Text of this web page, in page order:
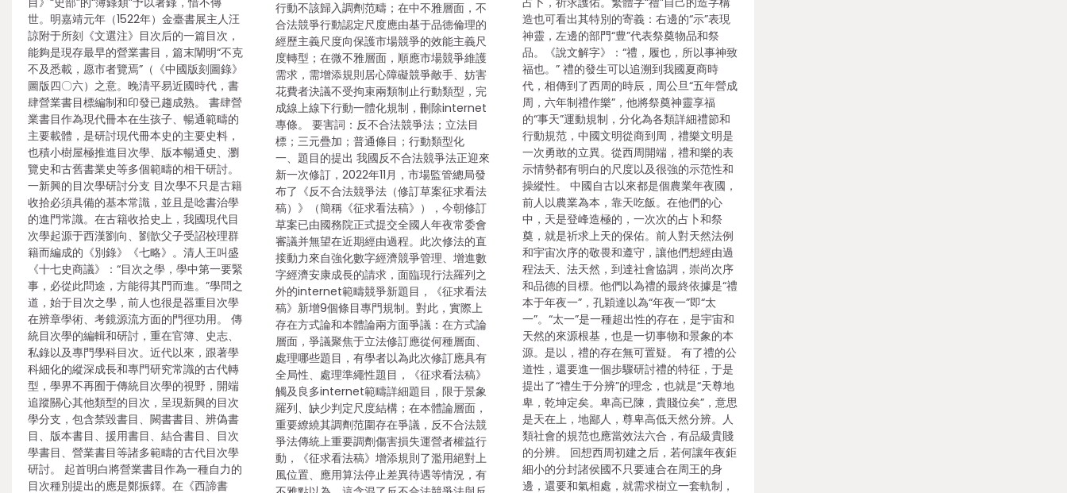
世。明嘉靖元年（1522年）金臺書展主人汪
諒附于所刻《文選注》目次后的一篇目次，
能夠是現存最早的營業書目，篇末闡明“不克
不及悉載，愿市者覽焉”（《中國版刻圖錄》
圖版四〇六）之意。晚清平易近國時代，書
肆營業書目標編制和印發已趨成熟。 書肆營
業書目作為現代冊本在生孩子、暢通範疇的
主要載體，是研討現代冊本史的主要史料，
也積小樹屋極推進目次學、版本暢通史、瀏
覽史和古舊書業史等多個範疇的相干研討。
一新興的目次學研討分支 目次學不只是古籍
收拾必須具備的基本常識，並且是唸書治學
的進門常識。在古籍收拾史上，我國現代目
次學起源于西漢劉向、劉歆父子受詔校理群
籍而編成的《別錄》《七略》。清人王叫盛
《十七史商議》：“目次之學，學中第一要緊
事，必從此問途，方能得其門而進。”學問之
道，始于目次之學，前人也很是器重目次學
在辨章學術、考鏡源流方面的門徑功用。 傳
統目次學的編輯和研討，重在官簿、史志、
私錄以及專門學科目次。近代以來，跟著學
科細化的縱深成長和專門研究常識的古代轉
型，學界不再囿于傳統目次學的視野，開端
追蹤關心其他類型的目次，呈現新興的目次
學分支，包含禁毀書目、闕書書目、辨偽書
目、版本書目、援用書目、結合書目、目次
學書目、營業書目等諸多範疇的古代目次學
研討。 起首明白將營業書目作為一種自力的
目次種別提出的應是鄭振鐸。在《西諦書
行動不該歸入調劑范疇；在中不雅層面，不
合法競爭行動認定尺度應由基于品德倫理的
經歷主義尺度向保護市場競爭的效能主義尺
度轉型；在微不雅層面，順應市場競爭維護
需求，需增添規則居心障礙競爭敵手、妨害
花費者決議不受拘束兩類制止行動類型，完
成線上線下行動一體化規制，刪除internet
專條。 要害詞：反不合法競爭法；立法目
標；三元疊加；普通條目；行動類型化
一、題目的提出 我國反不合法競爭法正迎來
新一次修訂，2022年11月，市場監管總局發
布了《反不合法競爭法（修訂草案征求看法
稿）》（簡稱《征求看法稿》），今朝修訂
草案已由國務院正式提交全國人年夜常委會
審議并無望在近期經由過程。此次修法的直
接動力來自強化數字經濟競爭管理、增進數
字經濟安康成長的請求，面臨現行法羅列之
外的internet範疇競爭新題目，《征求看法
稿》新增9個條目專門規制。對此，實際上
存在方式論和本體論兩方面爭議：在方式論
層面，爭議聚焦于立法修訂應從何種層面、
處理哪些題目，有學者以為此次修訂應具有
全局性、處理準繩性題目，《征求看法稿》
觸及良多internet範疇詳細題目，限于景象
羅列、缺少判定尺度結構；在本體論層面，
重要繚繞其調劑范圍存在爭議，反不合法競
爭法傳統上重要調劑傷害損失運營者權益行
動，《征求看法稿》增添規則了濫用絕對上
風位置、應用算法停止差異待遇等情況，有
造也可看出其特別的寄義：右邊的“示”表現
神靈，左邊的部門“豊”代表祭奠物品和祭
品。《說文解字》：“禮，履也，所以事神致
福也。” 禮的發生可以追溯到我國夏商時
代，相傳到了西周的時辰，周公旦“五年營成
周，六年制禮作樂”，他將祭奠神靈享福
的“事天”運動規制，分化為各類詳細禮節和
行動規范，中國文明從商到周，禮樂文明是
一次勇敢的立異。從西周開端，禮和樂的表
示情勢都有明白的尺度以及很強的示范性和
操縱性。 中國自古以來都是個農業年夜國，
前人以農業為本，靠天吃飯。在他們的心
中，天是登峰造極的，一次次的占卜和祭
奠，就是祈求上天的保佑。前人對天然法例
和宇宙次序的敬畏和遵守，讓他們想經由過
程法天、法天然，到達社會協調，崇尚次序
和品德的目標。他們以為禮的最終依據是“禮
本于年夜一”，孔穎達以為“年夜一”即“太
一”。“太一”是一種超出性的存在，是宇宙和
天然的來源根基，也是一切事物和景象的本
源。是以，禮的存在無可置疑。 有了禮的公
道性，還要進一個步驟研討禮的特征，于是
提出了“禮生于分辨”的理念，也就是“天尊地
卑，乾坤定矣。卑高已陳，貴賤位矣”，意思
是天在上，地鄙人，尊卑高低天然分辨。人
類社會的規范也應當效法六合，有品級貴賤
的分辨。 回想西周初建之后，若何讓年夜鉅
細小的分封諸侯國不只要連合在周王的身
邊，還要和氣相處，就需求樹立一套軌制，